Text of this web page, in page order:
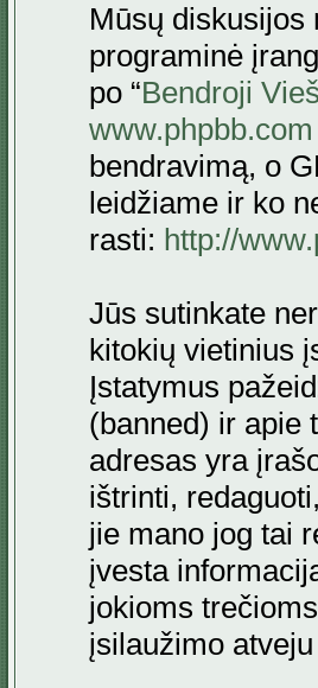
Mūsų diskusijos
programinė
po “Bendroji
www.phpbb.com
bendravimą, o
leidžiame ir ko
rasti: http://
Jūs sutinkate
kitokių vietinius
Įstatymus
(banned) ir apie
adresas yra
ištrinti,
jie mano jog tai
įvesta
jokioms
įsilaužimo